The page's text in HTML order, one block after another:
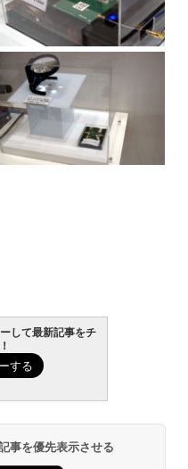
して最新記事をチ
事を優先表示させる